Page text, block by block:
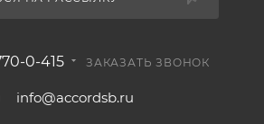
0-415 ЗАКАЗАТЬ ЗВОНОК
info@accordsb.ru